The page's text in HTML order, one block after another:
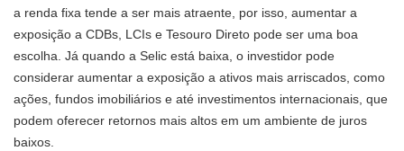
a renda fixa tende a ser mais atraente, por isso, aumentar a
exposição a CDBs, LCIs e Tesouro Direto pode ser uma boa
escolha. Já quando a Selic está baixa, o investidor pode
considerar aumentar a exposição a ativos mais arriscados, como
ações, fundos imobiliários e até investimentos internacionais, que
podem oferecer retornos mais altos em um ambiente de juros
baixos.